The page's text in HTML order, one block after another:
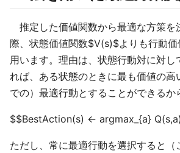
推定した価値関数から最適な方策を
際、状態価値関数$V(s)$よりも行動
用います。理由は、状態行動対に対し
れば、ある状態のときに最も価値の高
での）最適行動とすることができるか
$$BestAction(s) ← argmax_{a}
ただし、常に最適行動を選択すると